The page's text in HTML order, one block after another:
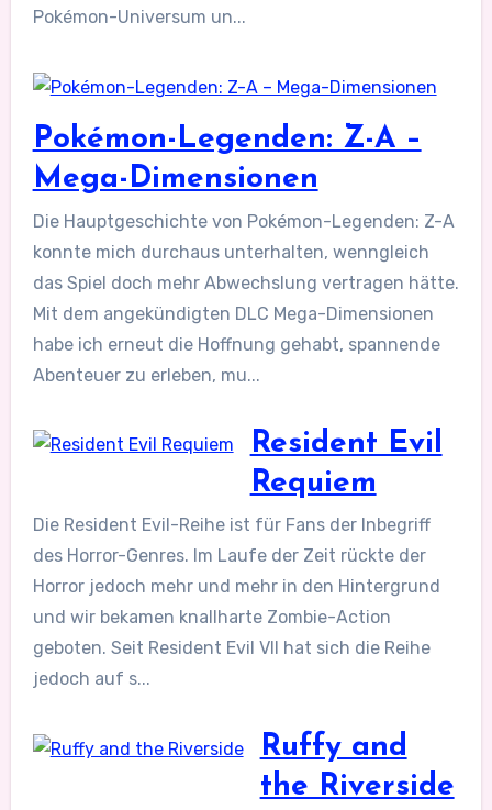
Pokémon-Universum un...
Pokémon-Legenden: Z-A –
Mega-Dimensionen
Die Hauptgeschichte von Pokémon-Legenden: Z-A
konnte mich durchaus unterhalten, wenngleich
das Spiel doch mehr Abwechslung vertragen hätte.
Mit dem angekündigten DLC Mega-Dimensionen
habe ich erneut die Hoffnung gehabt, spannende
Abenteuer zu erleben, mu...
Resident Evil
Requiem
Die Resident Evil-Reihe ist für Fans der Inbegriff
des Horror-Genres. Im Laufe der Zeit rückte der
Horror jedoch mehr und mehr in den Hintergrund
und wir bekamen knallharte Zombie-Action
geboten. Seit Resident Evil VII hat sich die Reihe
jedoch auf s...
Ruffy and
the Riverside